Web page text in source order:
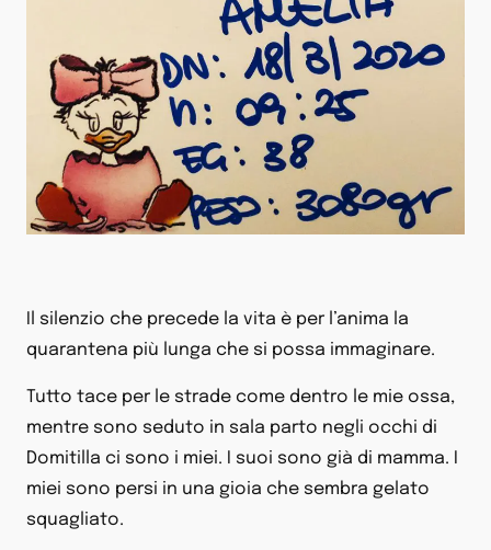
Il silenzio che precede la vita è per l’anima la
quarantena più lunga che si possa immaginare.
Tutto tace per le strade come dentro le mie ossa,
mentre sono seduto in sala parto negli occhi di
Domitilla ci sono i miei. I suoi sono già di mamma. I
miei sono persi in una gioia che sembra gelato
squagliato.